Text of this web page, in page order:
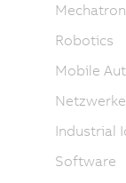
Robotics
Mobile
Industrial
Software